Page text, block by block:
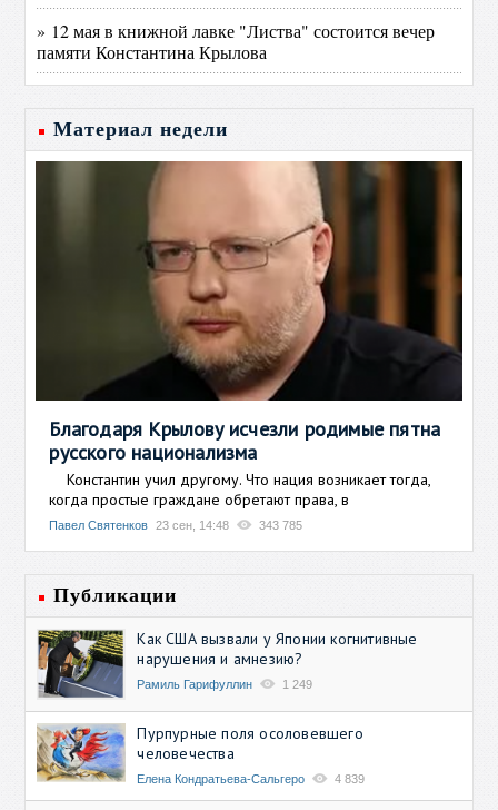
» 12 мая в книжной лавке "Листва" состоится вечер
памяти Константина Крылова
Материал недели
Благодаря Крылову исчезли родимые пятна
русского национализма
Константин учил другому. Что нация возникает тогда,
когда простые граждане обретают права, в
Павел Святенков 23 сен, 14:48 343 785
Публикации
Как США вызвали у Японии когнитивные
нарушения и амнезию?
Рамиль Гарифуллин 1 249
Пурпурные поля осоловевшего
человечества
Елена Кондратьева-Сальгеро 4 839